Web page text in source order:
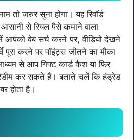
जरुर सुना होगा। यह रिवॉर्ड
से रियल पैसे कमाने वाला
आपको वेब सर्च करने पर, वीडियो देखने
पूरा करने पर पॉइंट्स जीतने का मौका
से आप गिफ्ट कार्ड कैश या फिर
कर सकते हैं। बताते चलें कि हंड्रेड
होता है।